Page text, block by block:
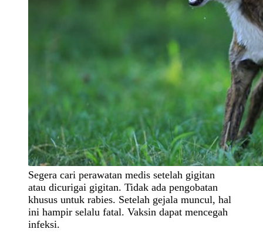
Segera cari perawatan medis setelah gigitan
atau dicurigai gigitan. Tidak ada pengobatan
khusus untuk rabies. Setelah gejala muncul, hal
ini hampir selalu fatal. Vaksin dapat mencegah
infeksi.